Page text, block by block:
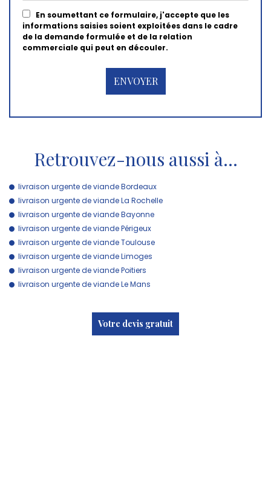
En soumettant ce formulaire, j'accepte que les
informations saisies soient exploitées dans le cadre
de la demande formulée et de la relation
commerciale qui peut en découler.
Retrouvez-nous aussi à…
livraison urgente de viande Bordeaux
livraison urgente de viande La Rochelle
livraison urgente de viande Bayonne
livraison urgente de viande Périgeux
livraison urgente de viande Toulouse
livraison urgente de viande Limoges
livraison urgente de viande Poitiers
livraison urgente de viande Le Mans
Votre devis gratuit